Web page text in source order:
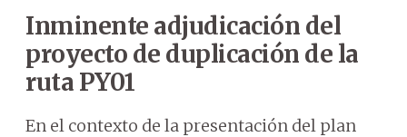
Inminente adjudicación del
proyecto de duplicación de la
ruta PY01
En el contexto de la presentación del plan